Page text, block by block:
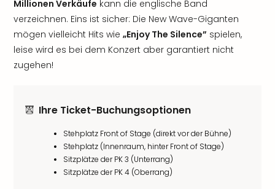
Millionen Verkäufe kann die englische Band
verzeichnen. Eins ist sicher: Die New Wave-Giganten
mögen vielleicht Hits wie „Enjoy The Silence” spielen,
leise wird es bei dem Konzert aber garantiert nicht
zugehen!
Ihre Ticket-Buchungsoptionen
Stehplatz Front of Stage (direkt vor der Bühne)
Stehplatz (Innenraum, hinter Front of Stage)
Sitzplätze der PK 3 (Unterrang)
Sitzplätze der PK 4 (Oberrang)